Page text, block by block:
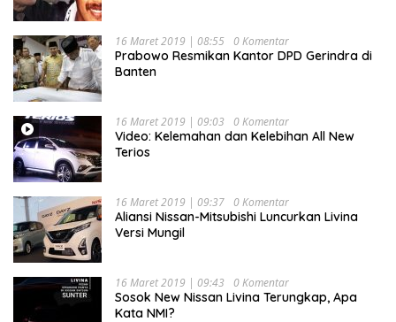
16 Maret 2019 | 08:55 0 Komentar
Prabowo Resmikan Kantor DPD Gerindra di
Banten
16 Maret 2019 | 09:03 0 Komentar
Video: Kelemahan dan Kelebihan All New
Terios
16 Maret 2019 | 09:37 0 Komentar
Aliansi Nissan-Mitsubishi Luncurkan Livina
Versi Mungil
16 Maret 2019 | 09:43 0 Komentar
Sosok New Nissan Livina Terungkap, Apa
Kata NMI?